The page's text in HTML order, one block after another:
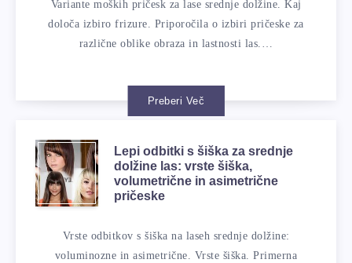
Variante moških pričesk za lase srednje dolžine. Kaj
določa izbiro frizure. Priporočila o izbiri pričeske za
različne oblike obraza in lastnosti las.…
Preberi Več
Lepi odbitki s šiška za srednje
dolžine las: vrste šiška,
volumetrične in asimetrične
pričeske
Vrste odbitkov s šiška na laseh srednje dolžine:
voluminozne in asimetrične. Vrste šiška. Primerna